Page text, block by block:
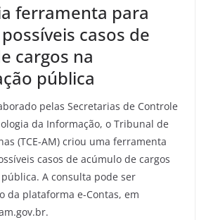
ferramenta para
casos de
cargos na
pública
pelas Secretarias de Controle
da Informação, o Tribunal de
(TCE-AM) criou uma ferramenta
casos de acúmulo de cargos
A consulta pode ser
da plataforma e-Contas, em